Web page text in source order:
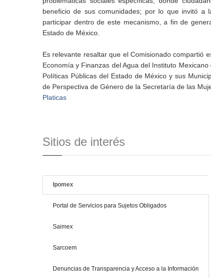
beneficio de sus comunidades; por lo que invitó a
participar dentro de este mecanismo, a fin de
Estado de México.
Es relevante resaltar que el Comisionado compartió
Economía y Finanzas del Agua del Instituto
Políticas Públicas del Estado de México y sus
de Perspectiva de Género de la Secretaría de las
Platicas
Sitios de interés
Ipomex
Portal de Servicios para Sujetos Obligados
Saimex
Sarcoem
Denuncias de Transparencia y Acceso a la Información